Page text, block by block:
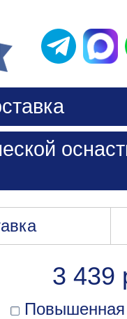
3 439
Повышенная